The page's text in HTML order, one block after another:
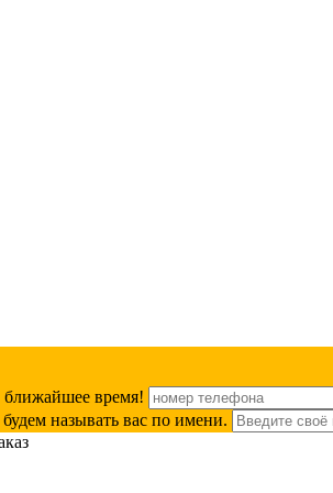
ближайшее время!
называть вас по имени.